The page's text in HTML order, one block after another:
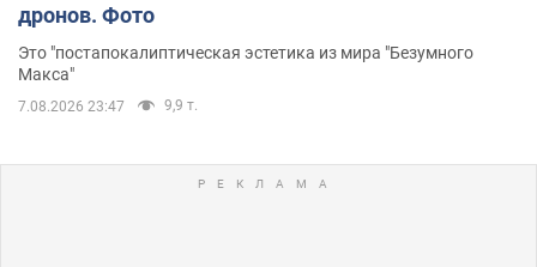
дронов. Фото
Это "постапокалиптическая эстетика из мира "Безумного
Макса"
7.08.2026 23:47 9,9 т.